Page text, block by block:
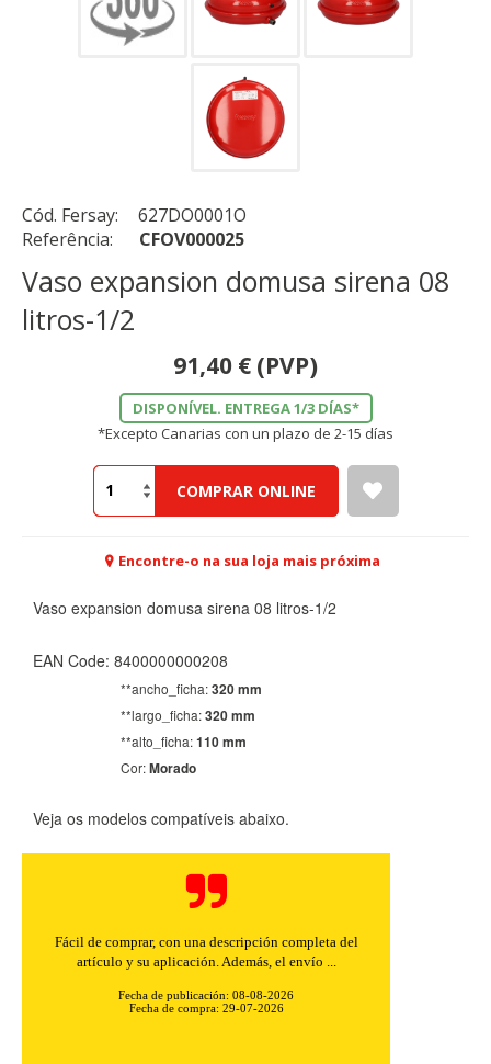
Cód. Fersay:
627DO0001O
Referência:
CFOV000025
Vaso expansion domusa sirena 08
litros-1/2
91,40 € (PVP)
DISPONÍVEL. ENTREGA 1/3 DÍAS*
*Excepto Canarias con un plazo de 2-15 días
COMPRAR ONLINE
Encontre-o na sua loja mais próxima
Vaso expansion domusa sirena 08 litros-1/2
EAN Code: 8400000000208
**ancho_ficha:320 mm
**largo_ficha:320 mm
**alto_ficha:110 mm
Cor:Morado
Veja os modelos compatíveis abaixo.
Fácil de comprar, con una descripción completa del
artículo y su aplicación. Además, el envío ...
Fecha de publicación: 08-08-2026
Fecha de compra: 29-07-2026
CONFIGURACIÓN DE COOKIES
HABILITAR TODO RECHAZAR TODO
Cookies necesarias
funcione y no se pueden desactivar en nuestros sistemas.
Puede configurar su navegador para bloquear o alertar
funcionarán. Estas cookies no almacenan ninguna
información de identificación personal.